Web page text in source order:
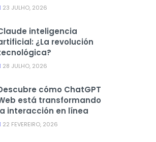
23 JULHO, 2026
inteligencia
¿La revolución
28 JULHO, 2026
cómo ChatGPT
está transformando
interacción en línea
22 FEVEREIRO, 2026